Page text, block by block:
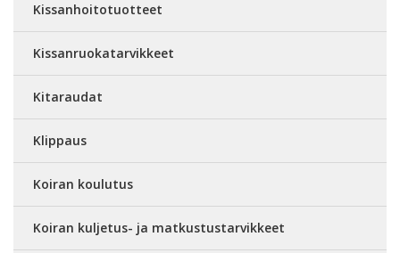
Kissanhoitotuotteet
Kissanruokatarvikkeet
Kitaraudat
Klippaus
Koiran koulutus
Koiran kuljetus- ja matkustustarvikkeet